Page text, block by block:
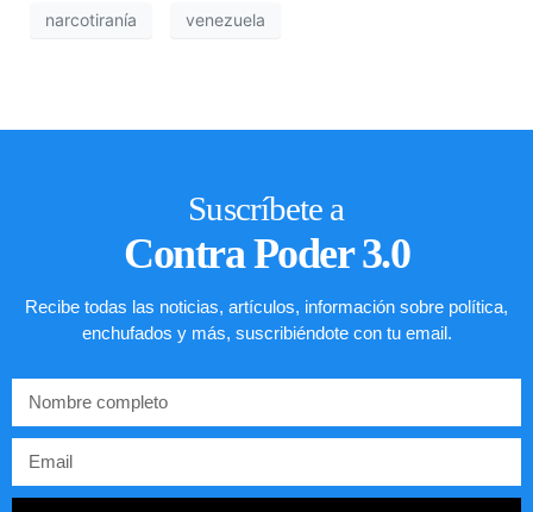
narcotiranía venezuela
Suscríbete a
Contra Poder 3.0
Recibe todas las noticias, artículos, información sobre política,
enchufados y más, suscribiéndote con tu email.